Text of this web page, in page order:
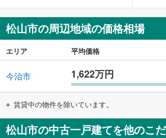
松山市の周辺地域の価格相場
エリア 平均価格
今治市 1,622万円
賃貸中の物件を除いています。
松山市の中古一戸建てを他のこ